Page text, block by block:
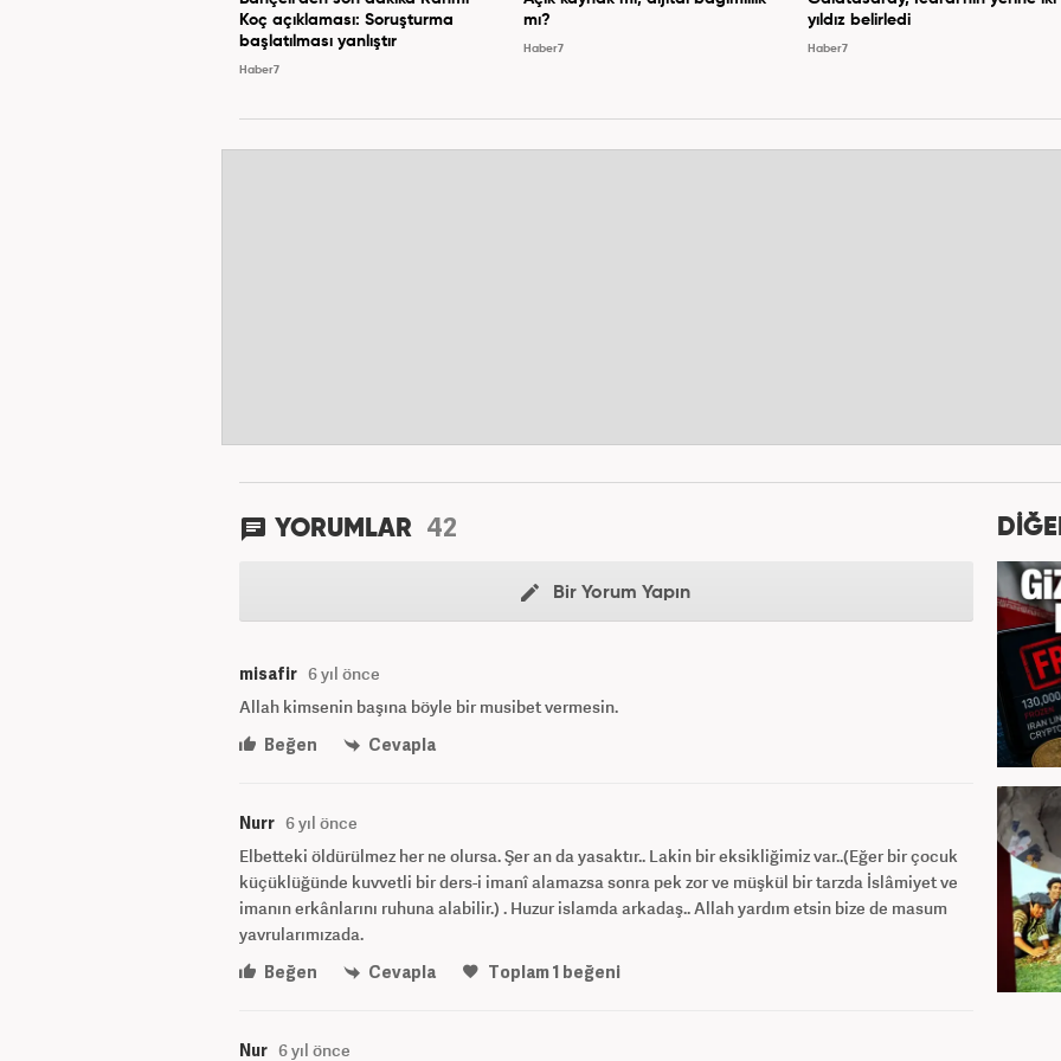
Koç açıklaması: Soruşturma
başlatılması yanlıştır
Haber7
mı?
Haber7
yıldız belirledi
Haber7
YORUMLAR 42
Bir Yorum Yapın
misafir 6 yıl önce
Allah kimsenin başına böyle bir musibet vermesin.
Beğen
Cevapla
Nurr 6 yıl önce
Elbetteki öldürülmez her ne olursa. Şer an da yasaktır.. Lakin bir eksikliğimiz var..(Eğer bir çocuk
küçüklüğünde kuvvetli bir ders-i imanî alamazsa sonra pek zor ve müşkül bir tarzda İslâmiyet ve
imanın erkânlarını ruhuna alabilir.) . Huzur islamda arkadaş.. Allah yardım etsin bize de masum
yavrularımızada.
Beğen
Cevapla Toplam1 beğeni
Nur 6 yıl önce